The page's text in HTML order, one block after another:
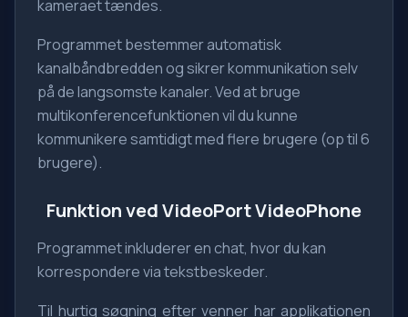
kameraet tændes.
Programmet bestemmer automatisk
kanalbåndbredden og sikrer kommunikation selv
på de langsomste kanaler. Ved at bruge
multikonferencefunktionen vil du kunne
kommunikere samtidigt med flere brugere (op til 6
brugere).
Funktion ved VideoPort VideoPhone
Programmet inkluderer en chat, hvor du kan
korrespondere via tekstbeskeder.
Til hurtig søgning efter venner har applikationen